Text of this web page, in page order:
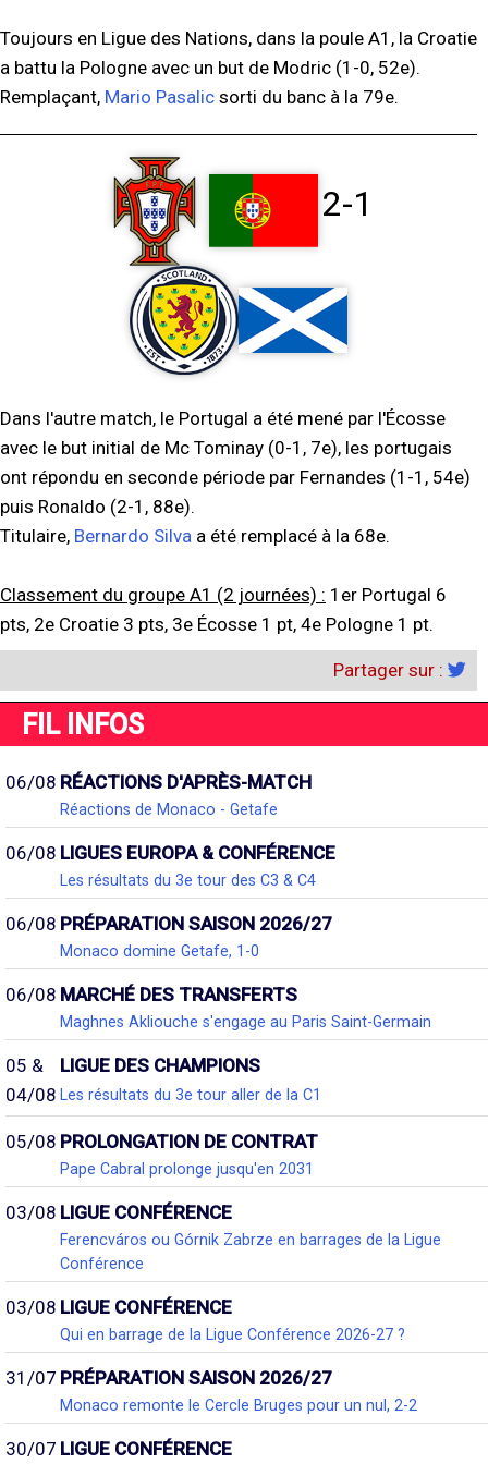
Toujours en Ligue des Nations, dans la poule A1, la Croatie
a battu la Pologne avec un but de Modric (1-0, 52e).
Remplaçant, Mario Pasalic sorti du banc à la 79e.
2-1
Dans l'autre match, le Portugal a été mené par l'Écosse
avec le but initial de Mc Tominay (0-1, 7e), les portugais
ont répondu en seconde période par Fernandes (1-1, 54e)
puis Ronaldo (2-1, 88e).
Titulaire, Bernardo Silva a été remplacé à la 68e.
Classement du groupe A1 (2 journées) : 1er Portugal 6
pts, 2e Croatie 3 pts, 3e Écosse 1 pt, 4e Pologne 1 pt.
Partager sur :
FIL INFOS
06/08 RÉACTIONS D'APRÈS-MATCH
Réactions de Monaco - Getafe
06/08 LIGUES EUROPA & CONFÉRENCE
Les résultats du 3e tour des C3 & C4
06/08 PRÉPARATION SAISON 2026/27
Monaco domine Getafe, 1-0
06/08 MARCHÉ DES TRANSFERTS
Maghnes Akliouche s'engage au Paris Saint-Germain
05 &
04/08
LIGUE DES CHAMPIONS
Les résultats du 3e tour aller de la C1
05/08 PROLONGATION DE CONTRAT
Pape Cabral prolonge jusqu'en 2031
03/08 LIGUE CONFÉRENCE
Ferencváros ou Górnik Zabrze en barrages de la Ligue
Conférence
03/08 LIGUE CONFÉRENCE
Qui en barrage de la Ligue Conférence 2026-27 ?
31/07 PRÉPARATION SAISON 2026/27
Monaco remonte le Cercle Bruges pour un nul, 2-2
30/07 LIGUE CONFÉRENCE